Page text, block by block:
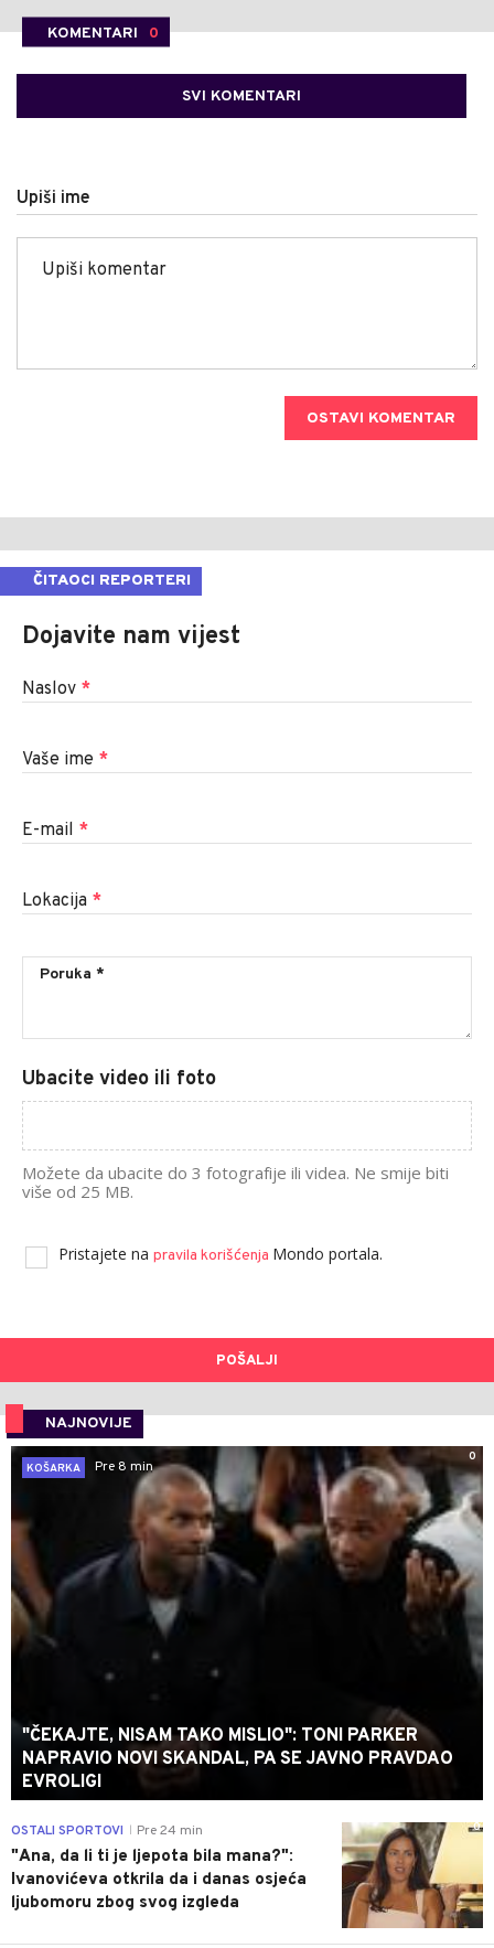
KOMENTARI 0
SVI KOMENTARI
Upiši ime
OSTAVI KOMENTAR
ČITAOCI REPORTERI
Dojavite nam vijest
Naslov *
Vaše ime *
E-mail *
Lokacija *
Ubacite video ili foto
Možete da ubacite do 3 fotografije ili videa. Ne smije biti
više od 25 MB.
Pristajete na pravila korišćenja Mondo portala.
POŠALJI
NAJNOVIJE
0
KOŠARKA
Pre 8 min
"ČEKAJTE, NISAM TAKO MISLIO": TONI PARKER
NAPRAVIO NOVI SKANDAL, PA SE JAVNO PRAVDAO
EVROLIGI
0
OSTALI SPORTOVI Pre 24 min
"Ana, da li ti je ljepota bila mana?":
Ivanovićeva otkrila da i danas osjeća
ljubomoru zbog svog izgleda